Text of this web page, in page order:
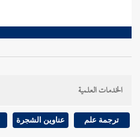
الخدمات العلمية
ترجمة علم عناوين الشجرة